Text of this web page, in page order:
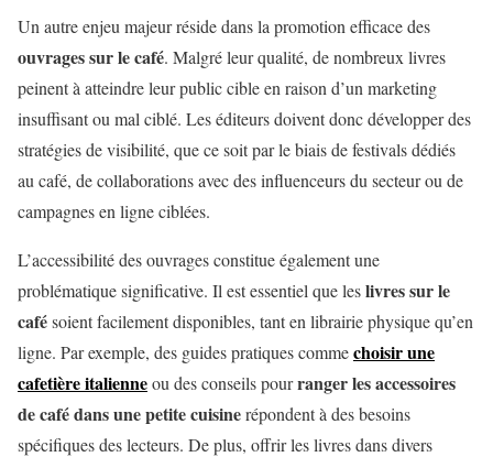
Un autre enjeu majeur réside dans la promotion efficace des
ouvrages sur le café. Malgré leur qualité, de nombreux livres
peinent à atteindre leur public cible en raison d’un marketing
insuffisant ou mal ciblé. Les éditeurs doivent donc développer des
stratégies de visibilité, que ce soit par le biais de festivals dédiés
au café, de collaborations avec des influenceurs du secteur ou de
campagnes en ligne ciblées.
L’accessibilité des ouvrages constitue également une
problématique significative. Il est essentiel que leslivres sur le
cafésoient facilement disponibles, tant en librairie physique qu’en
ligne. Par exemple, des guides pratiques commechoisir une
cafetière italienneou des conseils pourranger les accessoires
de café dans une petite cuisinerépondent à des besoins
spécifiques des lecteurs. De plus, offrir les livres dans divers